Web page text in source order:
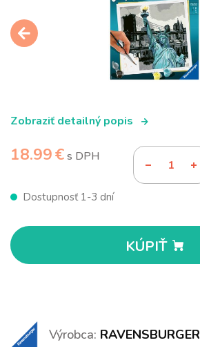
Zobraziť detailný popis
18.99 €s DPH
Dostupnosť 1-3 dní
KÚPIŤ
Výrobca: RAVENSBURGER